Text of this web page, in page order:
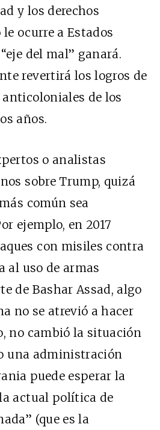
y los derechos
ocurre a Estados
del mal” ganará.
revertirá los logros de
de los
años.
o analistas
sobre Trump, quizá
común sea
ejemplo, en 2017
con misiles contra
al uso de armas
de Bashar Assad, algo
no se atrevió a hacer
no cambió la situación
una administración
puede esperar la
actual política de
(que es la